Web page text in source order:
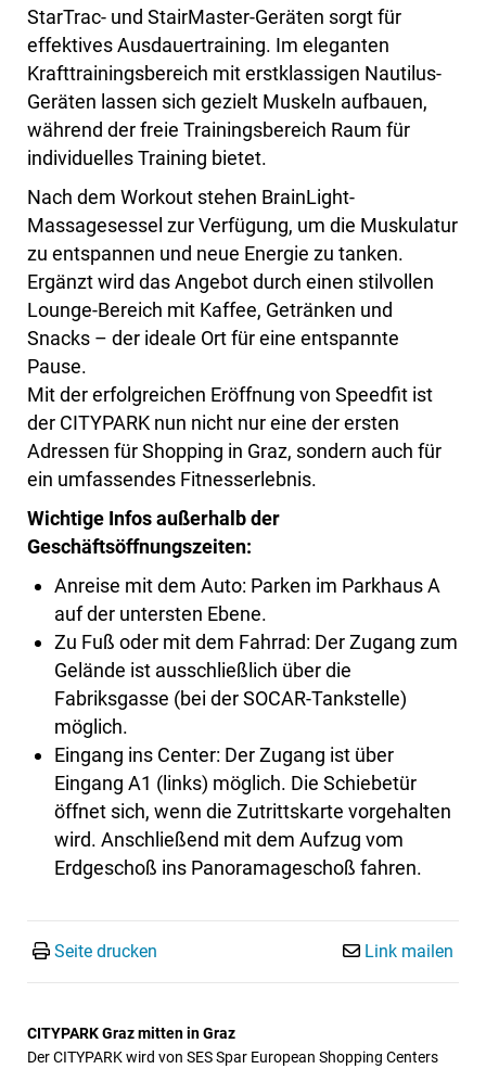
StarTrac- und StairMaster-Geräten sorgt für
effektives Ausdauertraining. Im eleganten
Krafttrainingsbereich mit erstklassigen Nautilus-
Geräten lassen sich gezielt Muskeln aufbauen,
während der freie Trainingsbereich Raum für
individuelles Training bietet.
Nach dem Workout stehen BrainLight-
Massagesessel zur Verfügung, um die Muskulatur
zu entspannen und neue Energie zu tanken.
Ergänzt wird das Angebot durch einen stilvollen
Lounge-Bereich mit Kaffee, Getränken und
Snacks – der ideale Ort für eine entspannte
Pause.
Mit der erfolgreichen Eröffnung von Speedfit ist
der CITYPARK nun nicht nur eine der ersten
Adressen für Shopping in Graz, sondern auch für
ein umfassendes Fitnesserlebnis.
Wichtige Infos außerhalb der
Geschäftsöffnungszeiten:
Anreise mit dem Auto: Parken im Parkhaus A
auf der untersten Ebene.
Zu Fuß oder mit dem Fahrrad: Der Zugang zum
Gelände ist ausschließlich über die
Fabriksgasse (bei der SOCAR-Tankstelle)
möglich.
Eingang ins Center: Der Zugang ist über
Eingang A1 (links) möglich. Die Schiebetür
öffnet sich, wenn die Zutrittskarte vorgehalten
wird. Anschließend mit dem Aufzug vom
Erdgeschoß ins Panoramageschoß fahren.
Seite drucken Link mailen
CITYPARK Graz mitten in Graz
Der CITYPARK wird von SES Spar European Shopping Centers